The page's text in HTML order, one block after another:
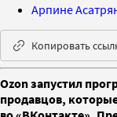
Арпине
Копировать
Ozon запустил
продавцов,